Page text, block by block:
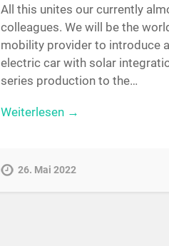
All this unites our currently
colleagues. We will be the
mobility provider to introduce
electric car with solar
series production to the…
Weiterlesen →
26. Mai 2022